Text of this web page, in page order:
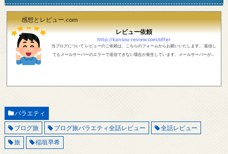
感想とレビュー.com
レビュー依頼
http://kansou-review.com/offer
当ブログについて レビューのご依頼は、こちらのフォームからお願いいたします。 返信し
てもメールサーバーのエラーで送信できない場合が発生しています。メールサーバーが正
バラエティ
ブログ旅
ブログ旅バラエティ全話レビュー
全話レビュー
旅
稲垣早希